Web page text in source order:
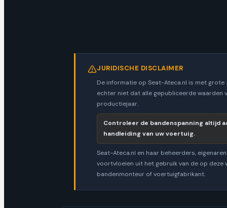
JURIDISCHE DISCLAIMER
De informatie op Seat-Ateca.nl is met
echter niet dat alle gepubliceerde waarden
productiejaar.
Controleer de bandenspanning altijd
handleiding van uw voertuig.
Seat-Ateca.nl en haar beheerders,
voortvloeien uit het gebruik van de op
bandenmonteur of voertuigfabrikant.